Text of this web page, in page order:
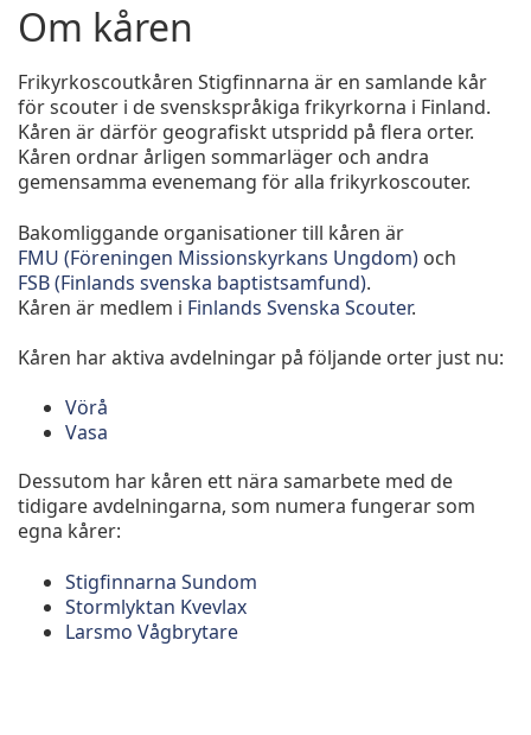
Om kåren
Frikyrkoscoutkåren Stigfinnarna är en samlande kår
för scouter i de svenskspråkiga frikyrkorna i Finland.
Kåren är därför geografiskt utspridd på flera orter.
Kåren ordnar årligen sommarläger och andra
gemensamma evenemang för alla frikyrkoscouter.
Bakomliggande organisationer till kåren är
FMU (Föreningen Missionskyrkans Ungdom) och
FSB (Finlands svenska baptistsamfund).
Kåren är medlem i Finlands Svenska Scouter.
Kåren har aktiva avdelningar på följande orter just nu:
Vörå
Vasa
Dessutom har kåren ett nära samarbete med de
tidigare avdelningarna, som numera fungerar som
egna kårer:
Stigfinnarna Sundom
Stormlyktan Kvevlax
Larsmo Vågbrytare